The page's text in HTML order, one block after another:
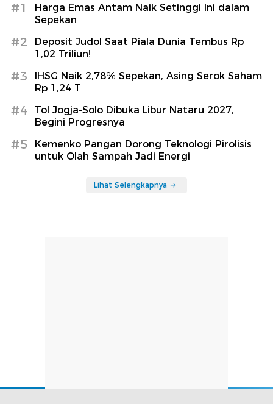
#1
Harga Emas Antam Naik Setinggi Ini dalam
Sepekan
#2
Deposit Judol Saat Piala Dunia Tembus Rp
1,02 Triliun!
#3
IHSG Naik 2,78% Sepekan, Asing Serok Saham
Rp 1,24 T
#4
Tol Jogja-Solo Dibuka Libur Nataru 2027,
Begini Progresnya
#5
Kemenko Pangan Dorong Teknologi Pirolisis
untuk Olah Sampah Jadi Energi
Lihat Selengkapnya